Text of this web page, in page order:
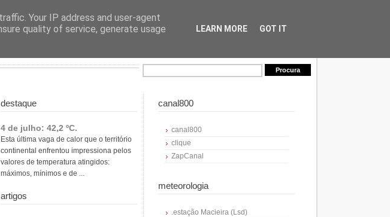
destaque
4 de julho: 42,2 ºC.
Esta última vaga de calor que o território
continental enfrentou impressiona pelos
valores de temperatura atingidos:
máximos, mínimos e de ...
artigos
canal800
canal800
clique
ZapCanal
meteorologia
.estação Macieira (Lsd)
Your IP address and user-agent
quality of service, generate usage
LEARN MORE GOT IT